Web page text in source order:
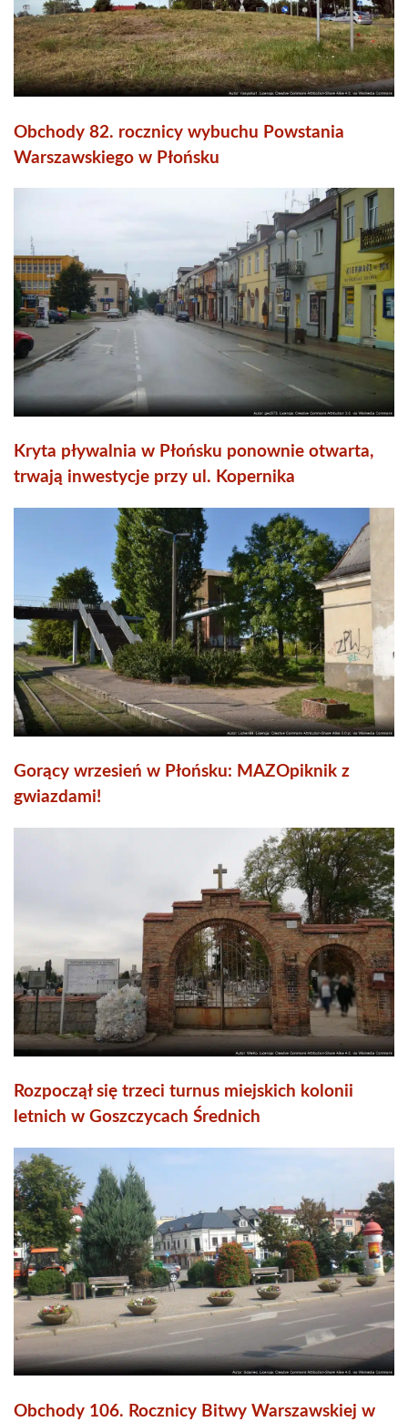
Obchody 82. rocznicy wybuchu Powstania
Warszawskiego w Płońsku
Kryta pływalnia w Płońsku ponownie otwarta,
trwają inwestycje przy ul. Kopernika
Gorący wrzesień w Płońsku: MAZOpiknik z
gwiazdami!
Rozpoczął się trzeci turnus miejskich kolonii
letnich w Goszczycach Średnich
Obchody 106. Rocznicy Bitwy Warszawskiej w